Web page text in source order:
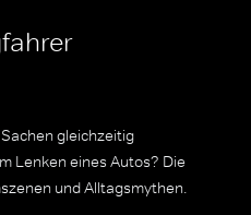
gleichzeitig
Lenken eines Autos? Die
und Alltagsmythen.